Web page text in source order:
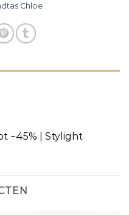
Chloe
−45% | Stylight